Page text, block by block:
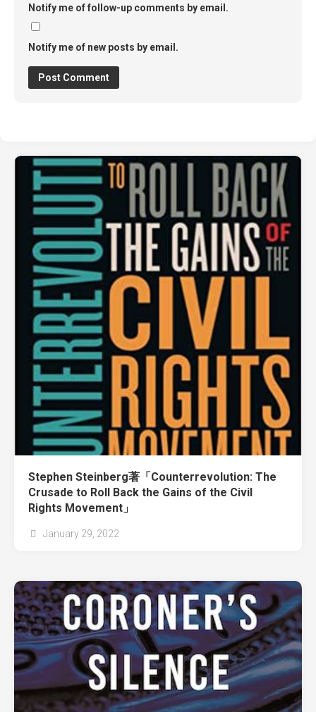
Notify me of follow-up comments by email.
Notify me of new posts by email.
Stephen Steinberg著「Counterrevolution: The
Crusade to Roll Back the Gains of the Civil
Rights Movement」
January 29, 2022